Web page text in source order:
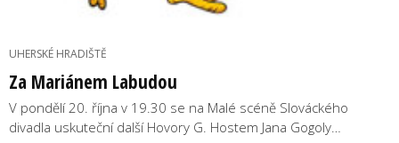
UHERSKÉ HRADIŠTĚ
Za Mariánem Labudou
V pondělí 20. října v 19.30 se na Malé scéně Slováckého
divadla uskuteční další Hovory G. Hostem Jana Gogoly…